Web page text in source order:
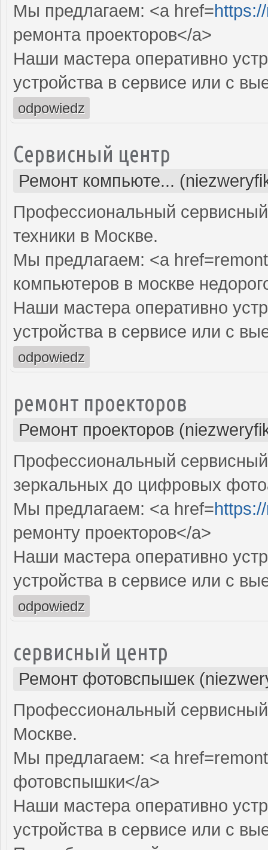
Мы предлагаем: <a href=
ремонта проекторов</a>
Наши мастера оперативно
устройства в сервисе или с
odpowiedz
Сервисный центр
Ремонт компьюте...
Профессиональный
техники в Москве.
Мы предлагаем: <a
компьютеров в москве
Наши мастера оперативно
устройства в сервисе или с
odpowiedz
ремонт проекторов
Ремонт проекторов
Профессиональный
зеркальных до цифровых
Мы предлагаем: <a href=
ремонту проекторов</a>
Наши мастера оперативно
устройства в сервисе или с
odpowiedz
сервисный центр
Ремонт фотовспышек
Профессиональный
Москве.
Мы предлагаем: <a
фотовспышки</a>
Наши мастера оперативно
устройства в сервисе или с